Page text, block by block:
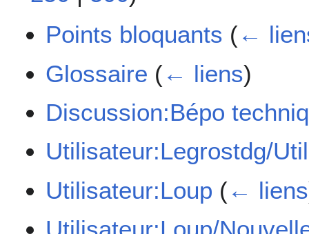
Points bloquants (←
Glossaire (← liens)
Discussion:Bépo
Utilisateur:Legrostdg/
Utilisateur:Loup (← liens